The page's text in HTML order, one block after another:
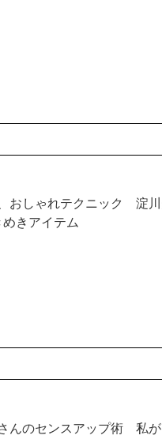
おしゃれテクニック 淀川
きアイテム
んのセンスアップ術 私が